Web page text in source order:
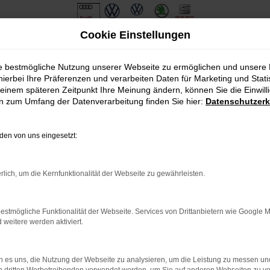
bestimmter Seiten verhindern. Funktioniert die Seite in
dem neuesten Stand sind.
kann auch dazu führen, dass bestimmte Funktionen nicht
Cookie Einstellungen
bestmögliche Nutzung unserer Webseite zu ermöglichen und unsere
Ihre Präferenzen und verarbeiten Daten für Marketing und
späteren Zeitpunkt Ihre Meinung ändern, können Sie die
zum Umfang der Datenverarbeitung finden Sie hier:
von uns eingesetzt:
um die Kernfunktionalität der Webseite zu gewährleisten.
Funktionalität der Webseite. Services von Drittanbietern wie Google
weitere werden aktiviert.
es uns, die Nutzung der Webseite zu analysieren, um die Leistung zu messen